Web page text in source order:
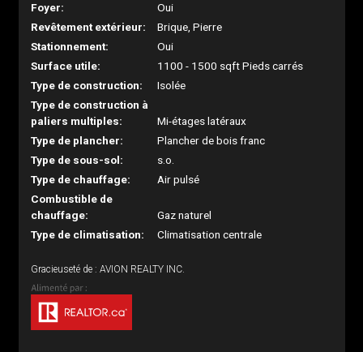
Foyer:
Oui
Revêtement extérieur:
Brique, Pierre
Stationnement:
Oui
Surface utile:
1100 - 1500 sqft Pieds carrés
Type de construction:
Isolée
Type de construction à
paliers multiples:
Mi-étages latéraux
Type de plancher:
Plancher de bois franc
Type de sous-sol:
s.o.
Type de chauffage:
Air pulsé
Combustible de
chauffage:
Gaz naturel
Type de climatisation:
Climatisation centrale
Gracieuseté de : AVION REALTY INC.